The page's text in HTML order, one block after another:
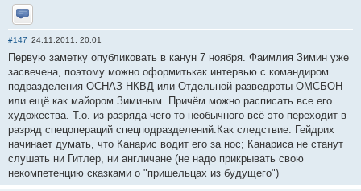
Отправить личное сообщение
#147 24.11.2011, 20:01
Первую заметку опубликовать в канун 7 ноября. Фаимлия Зимин уже
засвечена, поэтому можно оформитькак интервью с командиром
подразделения ОСНАЗ НКВД или Отдельной разведроты ОМСБОН
или ещё как майором Зиминым. Причём можно расписать все его
художества. Т.о. из разряда чего то необычного всё это переходит в
разряд спецопераций спецподразделений.Как следствие: Гейдрих
начинает думать, что Канарис водит его за нос; Канариса не станут
слушать ни Гитлер, ни англичане (не надо прикрывать свою
некомпетенцию сказками о "пришельцах из будущего")